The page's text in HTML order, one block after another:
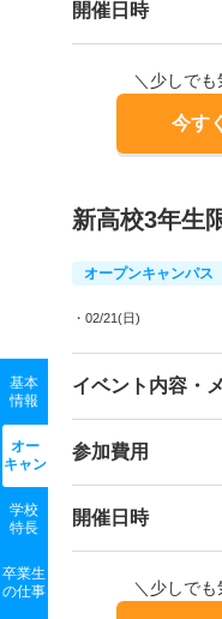
基本
情報
オー
キャン
学校
特長
卒業生
の仕事
開催日時
＼少しで
今す
新高校3年生
オープンキャンパス
・02/21(日)
イベント内容・
参加費用
開催日時
＼少しで